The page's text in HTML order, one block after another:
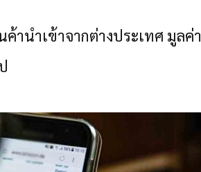
านำเข้าจากต่างประเทศ มูลค่า